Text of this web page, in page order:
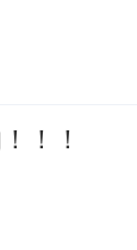
！！